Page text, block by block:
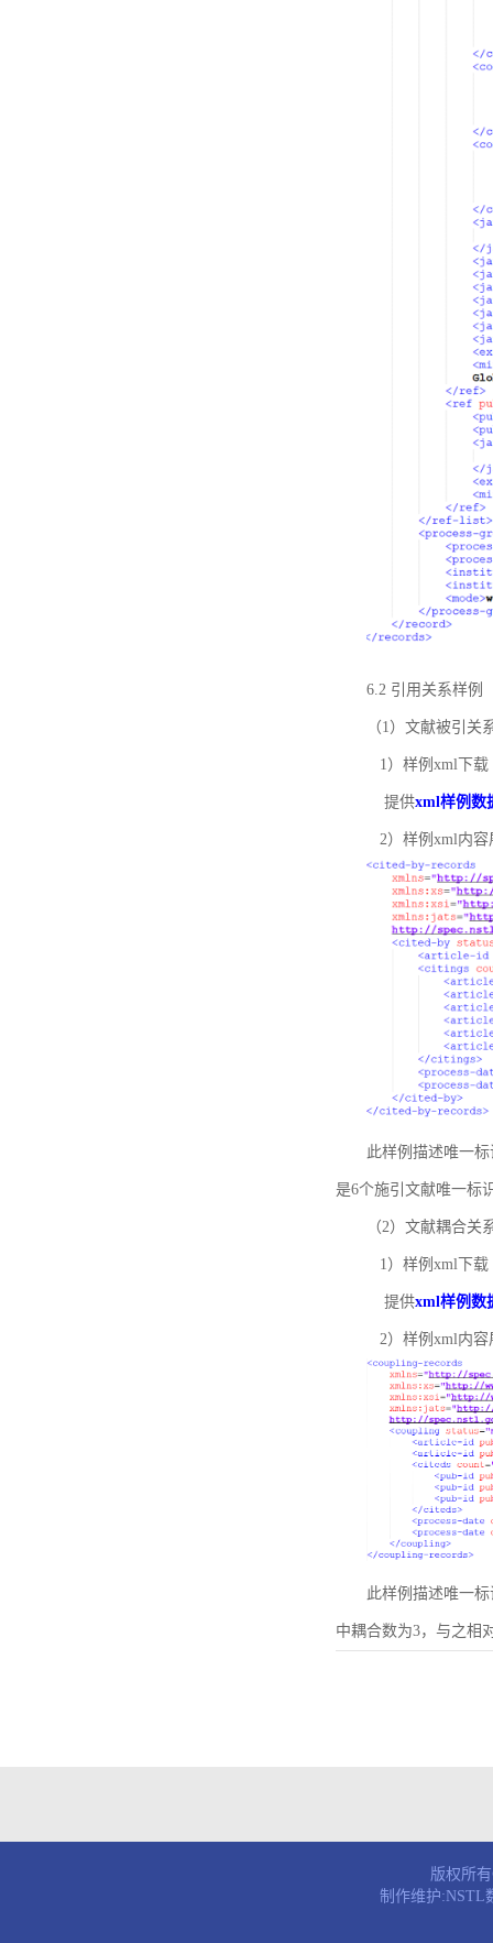
6.2 引用关系样例
（1）文献被引关
1）样例xml下载
提供xml样例数
2）样例xml内容
此样例描述唯一标
是6个施引文献唯一标
（2）文献耦合关
1）样例xml下载
提供xml样例数
2）样例xml内容
此样例描述唯一标
中耦合数为3，与之相
版权所
制作维护:NSTL